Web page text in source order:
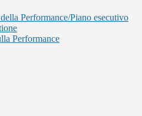
Performance/Piano esecutivo
Performance